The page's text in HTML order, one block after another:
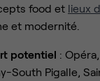
food et lieux
et modernité.
potentiel :
South Pigalle,